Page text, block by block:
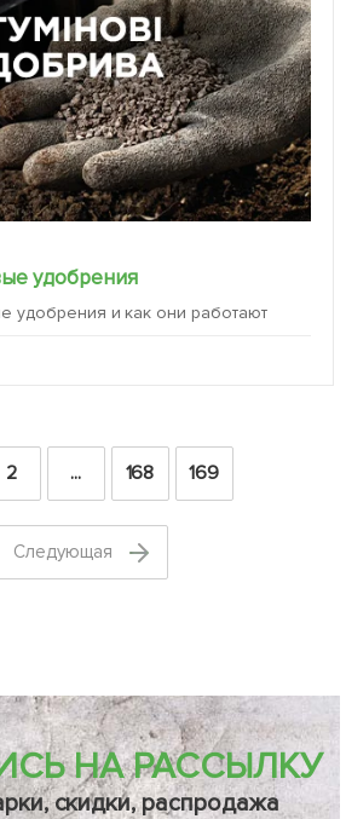
удобрения
удобрения и как они работают
2 ... 168 169
Cледующая
НА РАССЫЛКУ
скидки, распродажа